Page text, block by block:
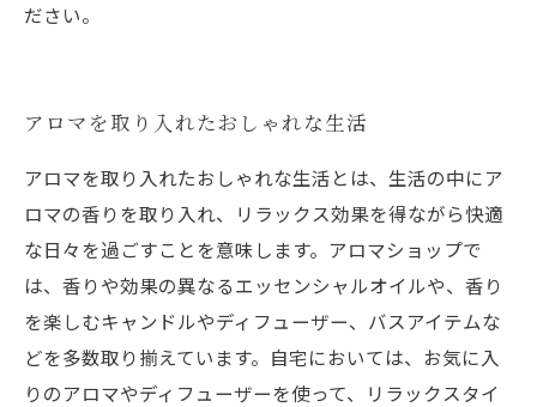
ださい。
アロマを取り入れたおしゃれな生活
アロマを取り入れたおしゃれな生活とは、生活の中にア
ロマの香りを取り入れ、リラックス効果を得ながら快適
な日々を過ごすことを意味します。アロマショップで
は、香りや効果の異なるエッセンシャルオイルや、香り
を楽しむキャンドルやディフューザー、バスアイテムな
どを多数取り揃えています。自宅においては、お気に入
りのアロマやディフューザーを使って、リラックスタイ